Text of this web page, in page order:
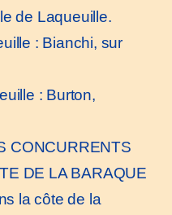
de Laqueuille.
: Bianchi, sur
: Burton,
DE LA BARAQUE
la côte de la